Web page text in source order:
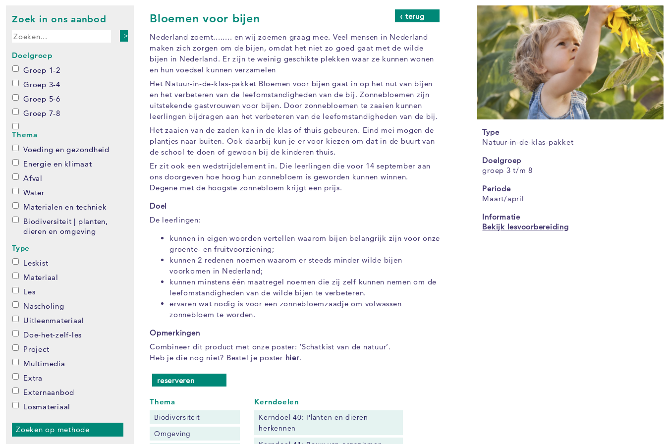
Zoek in ons aanbod
>
Doelgroep
Groep 1-2
Groep 3-4
Groep 5-6
Groep 7-8
Thema
Voeding en gezondheid
Energie en klimaat
Afval
Water
Materialen en techniek
Biodiversiteit | planten,
dieren en omgeving
Type
Leskist
Materiaal
Les
Nascholing
Uitleenmateriaal
Doe-het-zelf-les
Project
Multimedia
Extra
Externaanbod
Losmateriaal
Zoeken op methode
‹ terug
Bloemen voor bijen
Nederland zoemt........ en wij zoemen graag mee. Veel mensen in Nederland
maken zich zorgen om de bijen, omdat het niet zo goed gaat met de wilde
bijen in Nederland. Er zijn te weinig geschikte plekken waar ze kunnen wonen
en hun voedsel kunnen verzamelen
Het Natuur-in-de-klas-pakket Bloemen voor bijen gaat in op het nut van bijen
en het verbeteren van de leefomstandigheden van de bij. Zonnebloemen zijn
uitstekende gastvrouwen voor bijen. Door zonnebloemen te zaaien kunnen
leerlingen bijdragen aan het verbeteren van de leefomstandigheden van de bij.
Het zaaien van de zaden kan in de klas of thuis gebeuren. Eind mei mogen de
plantjes naar buiten. Ook daarbij kun je er voor kiezen om dat in de buurt van
de school te doen of gewoon bij de kinderen thuis.
Er zit ook een wedstrijdelement in. Die leerlingen die voor 14 september aan
ons doorgeven hoe hoog hun zonnebloem is geworden kunnen winnen.
Degene met de hoogste zonnebloem krijgt een prijs.
Doel
De leerlingen:
kunnen in eigen woorden vertellen waarom bijen belangrijk zijn voor onze
groente- en fruitvoorziening;
kunnen 2 redenen noemen waarom er steeds minder wilde bijen
voorkomen in Nederland;
kunnen minstens één maatregel noemen die zij zelf kunnen nemen om de
leefomstandigheden van de wilde bijen te verbeteren.
ervaren wat nodig is voor een zonnebloemzaadje om volwassen
zonnebloem te worden.
Opmerkingen
Combineer dit product met onze poster: ‘Schatkist van de natuur’.
Heb je die nog niet? Bestel je poster hier.
reserveren
Thema
Biodiversiteit
Omgeving
Kerndoelen
Kerndoel 40: Planten en dieren
herkennen
Type
Natuur-in-de-klas-pakket
Doelgroep
groep 3 t/m 8
Periode
Maart/april
Informatie
Bekijk lesvoorbereiding